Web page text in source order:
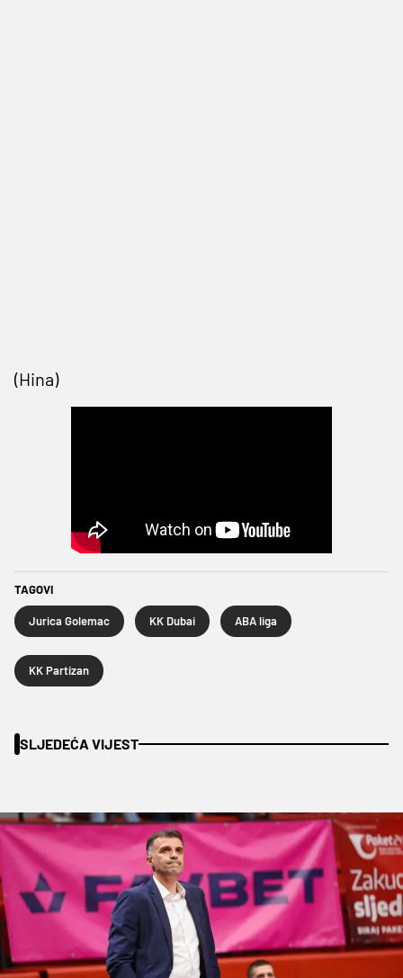
(Hina)
TAGOVI
Jurica Golemac KK Dubai ABA liga
KK Partizan
SLJEDEĆA VIJEST